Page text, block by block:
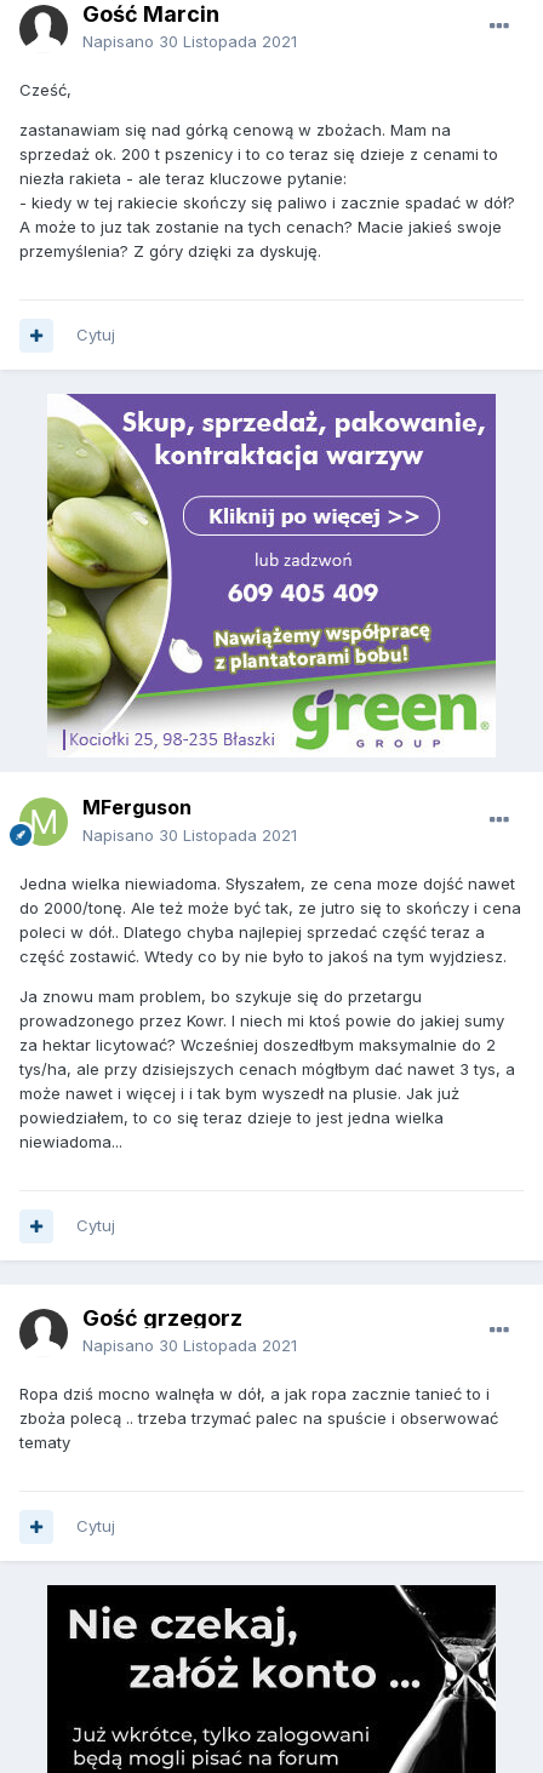
Gość Marcin
Napisano 30 Listopada 2021
Cześć,
zastanawiam się nad górką cenową w zbożach. Mam na
sprzedaż ok. 200 t pszenicy i to co teraz się dzieje z cenami to
niezła rakieta - ale teraz kluczowe pytanie:
- kiedy w tej rakiecie skończy się paliwo i zacznie spadać w dół?
A może to juz tak zostanie na tych cenach? Macie jakieś swoje
przemyślenia? Z góry dzięki za dyskuję.
Cytuj
MFerguson
Napisano 30 Listopada 2021
Jedna wielka niewiadoma. Słyszałem, ze cena moze dojść nawet
do 2000/tonę. Ale też może być tak, ze jutro się to skończy i cena
poleci w dół.. Dlatego chyba najlepiej sprzedać część teraz a
część zostawić. Wtedy co by nie było to jakoś na tym wyjdziesz.
Ja znowu mam problem, bo szykuje się do przetargu
prowadzonego przez Kowr. I niech mi ktoś powie do jakiej sumy
za hektar licytować? Wcześniej doszedłbym maksymalnie do 2
tys/ha, ale przy dzisiejszych cenach mógłbym dać nawet 3 tys, a
może nawet i więcej i i tak bym wyszedł na plusie. Jak już
powiedziałem, to co się teraz dzieje to jest jedna wielka
niewiadoma...
Cytuj
Gość grzegorz
Napisano 30 Listopada 2021
Ropa dziś mocno walnęła w dół, a jak ropa zacznie tanieć to i
zboża polecą .. trzeba trzymać palec na spuście i obserwować
tematy
Cytuj